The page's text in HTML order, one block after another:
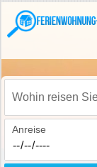
Wohin reisen Sie?
Anreise